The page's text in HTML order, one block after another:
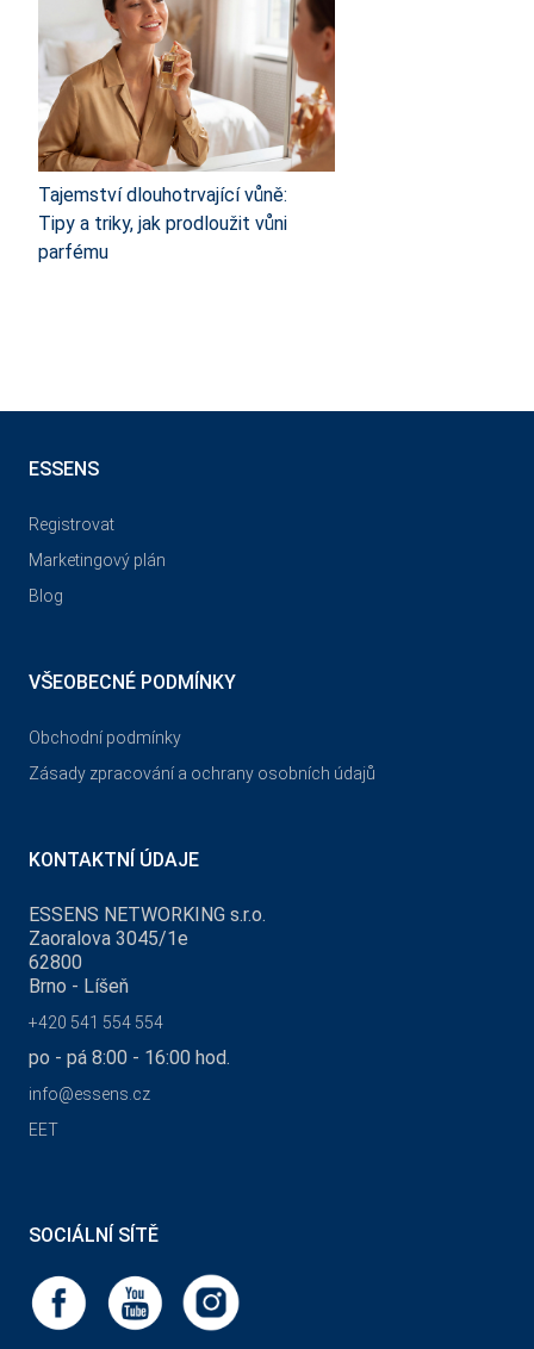
Tajemství dlouhotrvající vůně:
Tipy a triky, jak prodloužit vůni
parfému
ESSENS
Registrovat
Marketingový plán
Blog
VŠEOBECNÉ PODMÍNKY
Obchodní podmínky
Zásady zpracování a ochrany osobních údajů
KONTAKTNÍ ÚDAJE
ESSENS NETWORKING s.r.o.
Zaoralova 3045/1e
62800
Brno - Líšeň
+420 541 554 554
po - pá 8:00 - 16:00 hod.
info@essens.cz
EET
SOCIÁLNÍ SÍTĚ